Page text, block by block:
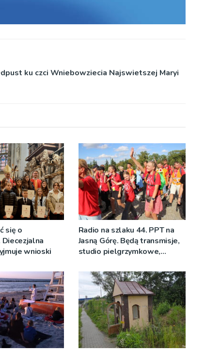
ku czci Wniebowziecia Najswietszej Maryi
się o
wnioski
Radio na szlaku 44. PPT na
Jasną Górę. Będą transmisje,
studio pielgrzymkowe,